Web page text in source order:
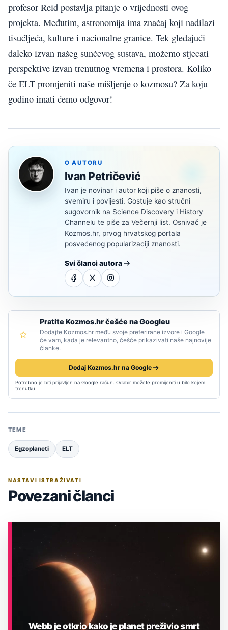
profesor Reid postavlja pitanje o vrijednosti ovog
projekta. Međutim, astronomija ima značaj koji nadilazi
tisućljeća, kulture i nacionalne granice. Tek gledajući
daleko izvan našeg sunčevog sustava, možemo stjecati
perspektive izvan trenutnog vremena i prostora. Koliko
če ELT promjeniti naše mišljenje o kozmosu? Za koju
godino imati ćemo odgovor!
O AUTORU
Ivan Petričević
Ivan je novinar i autor koji piše o znanosti,
svemiru i povijesti. Gostuje kao stručni
sugovornik na Science Discovery i History
Channelu te piše za Večernji list. Osnivač je
Kozmos.hr, prvog hrvatskog portala
posvećenog popularizaciji znanosti.
Svi članci autora
Pratite Kozmos.hr češće na Googleu
Dodajte Kozmos.hr među svoje preferirane izvore i Google
će vam, kada je relevantno, češće prikazivati naše najnovije
članke.
Dodaj Kozmos.hr na Google
Potrebno je biti prijavljen na Google račun. Odabir možete promijeniti u bilo kojem
trenutku.
TEME
Egzoplaneti ELT
NASTAVI ISTRAŽIVATI
Povezani članci
Webb je otkrio kako je planet preživio smrt